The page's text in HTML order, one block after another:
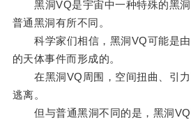
黑洞VQ是宇宙中一种特殊的黑洞
普通黑洞有所不同。
科学家们相信，黑洞VQ可能是由
的天体事件而形成的。
在黑洞VQ周围，空间扭曲、引力
逃离。
但与普通黑洞不同的是，黑洞VQ